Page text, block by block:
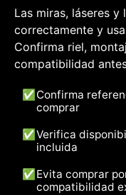
Las miras, láseres y
correctamente y
Confirma riel,
compatibilidad
✅ Confirma
comprar
✅Verifica
incluida
✅ Evita comprar
compatibilidad